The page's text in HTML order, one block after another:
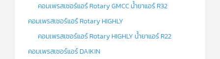
คอมเพรสเซอร์แอร์ Rotary GMCC น้ำยาแอร์ R32
คอมเพรสเซอร์แอร์ Rotary HIGHLY
คอมเพรสเซอร์แอร์ Rotary HIGHLY น้ำยาแอร์ R22
คอมเพรสเซอร์แอร์ DAIKIN